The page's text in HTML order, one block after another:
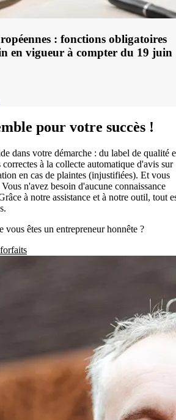
: fonctions obligatoires
en vigueur à compter du 19 juin
pour votre succès !
dans votre démarche : du label de qualité
à la collecte automatique d'avis sur
en cas de plaintes (injustifiées). Et vous
n'avez besoin d'aucune connaissance
à notre assistance et à notre outil, tout
vous êtes un entrepreneur honnête ?